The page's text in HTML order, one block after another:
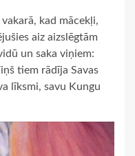
kad mācekļi,
aiz aizslēgtām
un saka viņiem:
tiem rādīja Savas
līksmi, savu Kungu